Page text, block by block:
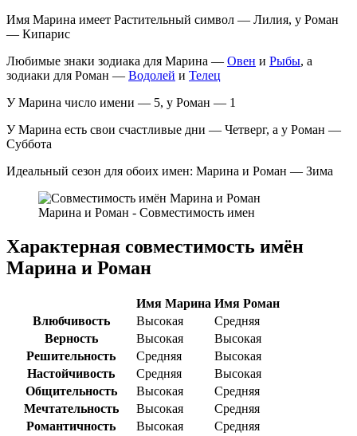
Имя Марина имеет Растительный символ — Лилия, у Роман
— Кипарис
Любимые знаки зодиака для Марина — Овен и Рыбы, а
зодиаки для Роман — Водолей и Телец
У Марина число имени — 5, у Роман — 1
У Марина есть свои счастливые дни — Четверг, а у Роман —
Суббота
Идеальный сезон для обоих имен: Марина и Роман — Зима
Марина и Роман - Совместимость имен
Характерная совместимость имён
Марина и Роман
Имя Марина Имя Роман
Влюбчивость
Высокая
Средняя
Верность
Высокая
Высокая
Решительность
Средняя
Высокая
Настойчивость
Средняя
Высокая
Общительность
Высокая
Средняя
Мечтательность
Высокая
Средняя
Романтичность
Высокая Средняя